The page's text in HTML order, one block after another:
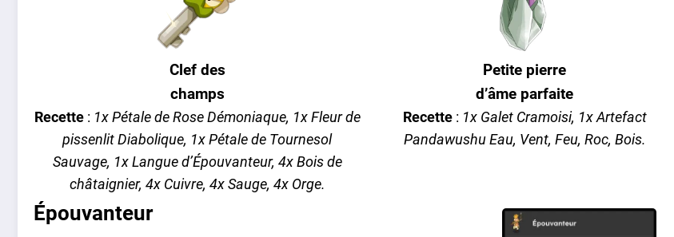
Clef des
champs
Recette: 1x Pétale de Rose Démoniaque, 1x Fleur de
pissenlit Diabolique, 1x Pétale de Tournesol
Sauvage, 1x Langue d’Épouvanteur, 4x Bois de
châtaignier, 4x Cuivre, 4x Sauge, 4x Orge.
Petite pierre
d’âme parfaite
Recette: 1x Galet Cramoisi, 1x Artefact
Pandawushu Eau, Vent, Feu, Roc, Bois.
Épouvanteur